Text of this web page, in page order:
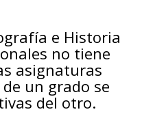
e Historia
no tiene
asignaturas
un grado se
del otro.